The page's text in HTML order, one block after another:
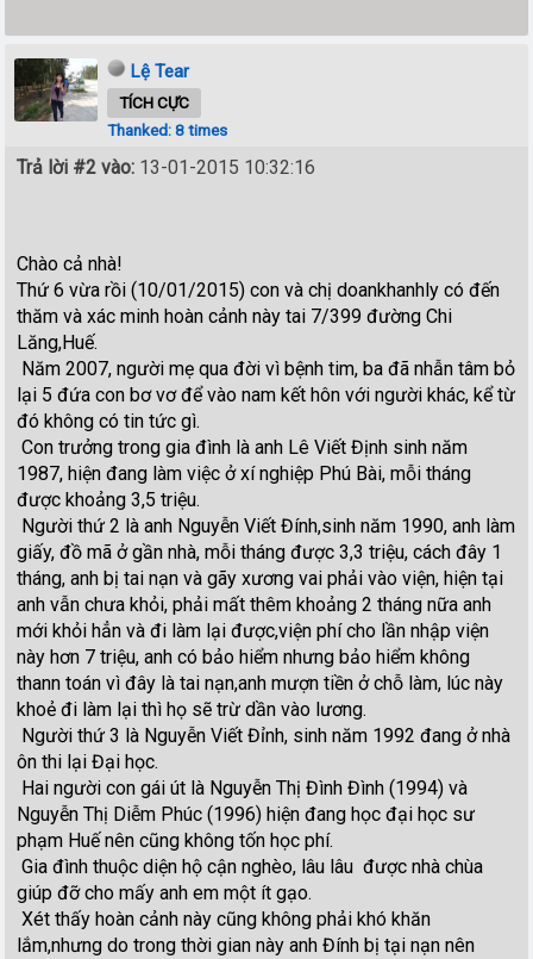
Lệ Tear
TÍCH CỰC
Thanked: 8 times
Trả lời #2 vào: 13-01-2015 10:32:16
Chào cả nhà!
Thứ 6 vừa rồi (10/01/2015) con và chị doankhanhly có đến
thăm và xác minh hoàn cảnh này tai 7/399 đường Chi
Lăng,Huế.
Năm 2007, người mẹ qua đời vì bệnh tim, ba đã nhẫn tâm bỏ
lại 5 đứa con bơ vơ để vào nam kết hôn với người khác, kể từ
đó không có tin tức gì.
Con trưởng trong gia đình là anh Lê Viết Định sinh năm
1987, hiện đang làm việc ở xí nghiệp Phú Bài, mỗi tháng
được khoảng 3,5 triệu.
Người thứ 2 là anh Nguyễn Viết Đính,sinh năm 1990, anh làm
giấy, đồ mã ở gần nhà, mỗi tháng được 3,3 triệu, cách đây 1
tháng, anh bị tai nạn và gãy xương vai phải vào viện, hiện tại
anh vẫn chưa khỏi, phải mất thêm khoảng 2 tháng nữa anh
mới khỏi hẳn và đi làm lại được,viện phí cho lần nhập viện
này hơn 7 triệu, anh có bảo hiểm nhưng bảo hiểm không
thann toán vì đây là tai nạn,anh mượn tiền ở chỗ làm, lúc này
khoẻ đi làm lại thì họ sẽ trừ dần vào lương.
Người thứ 3 là Nguyễn Viết Đỉnh, sinh năm 1992 đang ở nhà
ôn thi lại Đại học.
Hai người con gái út là Nguyễn Thị Đình Đình (1994) và
Nguyễn Thị Diễm Phúc (1996) hiện đang học đại học sư
phạm Huế nên cũng không tốn học phí.
Gia đình thuộc diện hộ cận nghèo, lâu lâu được nhà chùa
giúp đỡ cho mấy anh em một ít gạo.
Xét thấy hoàn cảnh này cũng không phải khó khăn
lắm,nhưng do trong thời gian này anh Đính bị tại nạn nên